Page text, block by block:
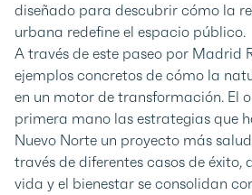
diseñado para descubrir cómo la
urbana redefine el espacio público.
A través de este paseo por Madrid
ejemplos concretos de cómo la
en un motor de transformación. El
primera mano las estrategias que
Nuevo Norte un proyecto más
través de diferentes casos de
vida y el bienestar se consolidan